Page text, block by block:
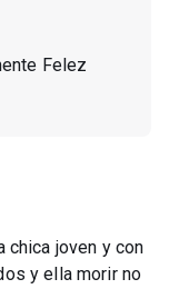
Felez
chica joven y con
y ella morir no